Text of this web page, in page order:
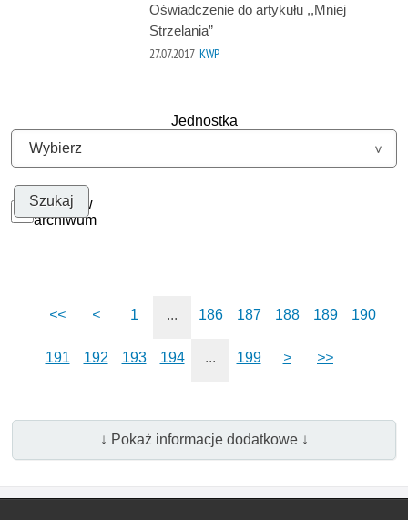
Oświadczenie do artykułu ,,Mniej
Strzelania”
27.07.2017 KWP
Jednostka
Szukaj w
archiwum
<< < 1 ... 186 187 188 189 190
191 192 193 194 ... 199 > >>
↓ Pokaż informacje dodatkowe ↓